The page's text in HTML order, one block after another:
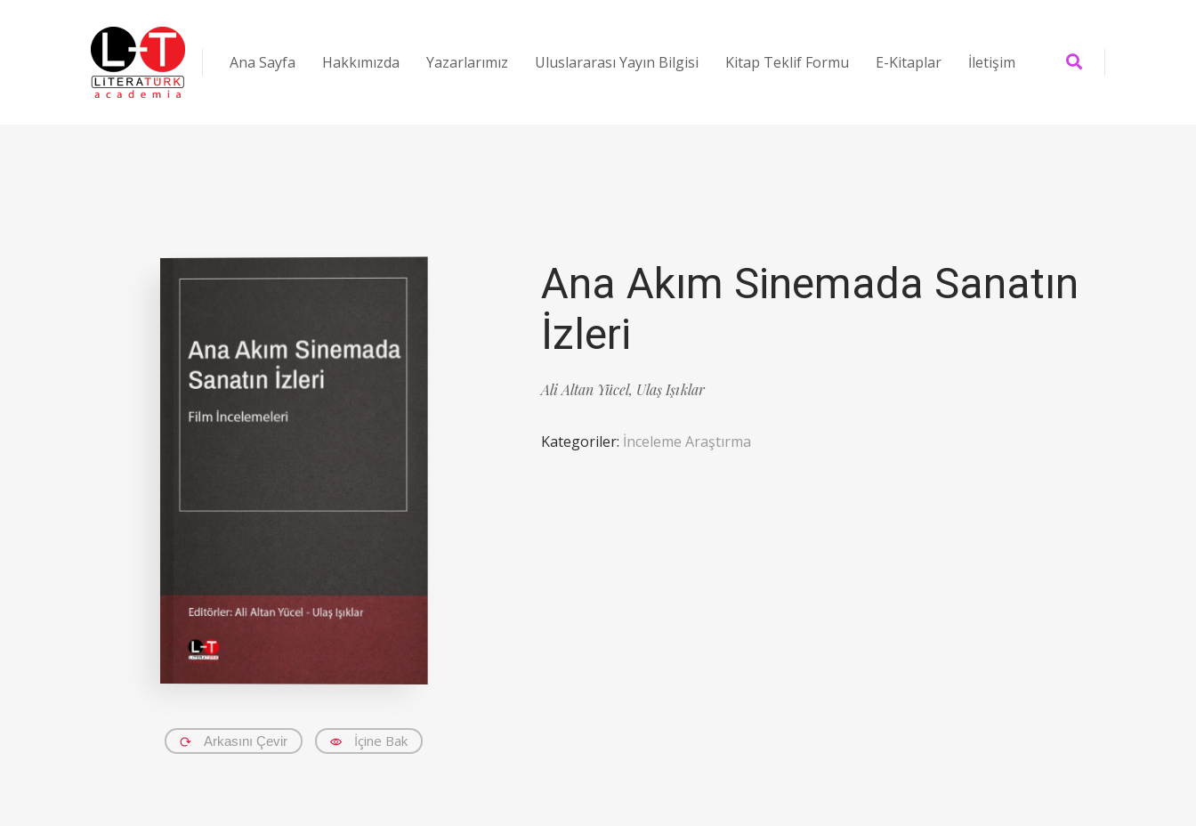
Ana Sayfa Hakkımızda Yazarlarımız Uluslararası Yayın Bilgisi Kitap Teklif Formu E-Kitaplar İletişim
Arkasını Çevir İçine Bak
Ana Akım Sinemada Sanatın
İzleri
Ali Altan Yücel, Ulaş Işıklar
Kategoriler: İnceleme Araştırma